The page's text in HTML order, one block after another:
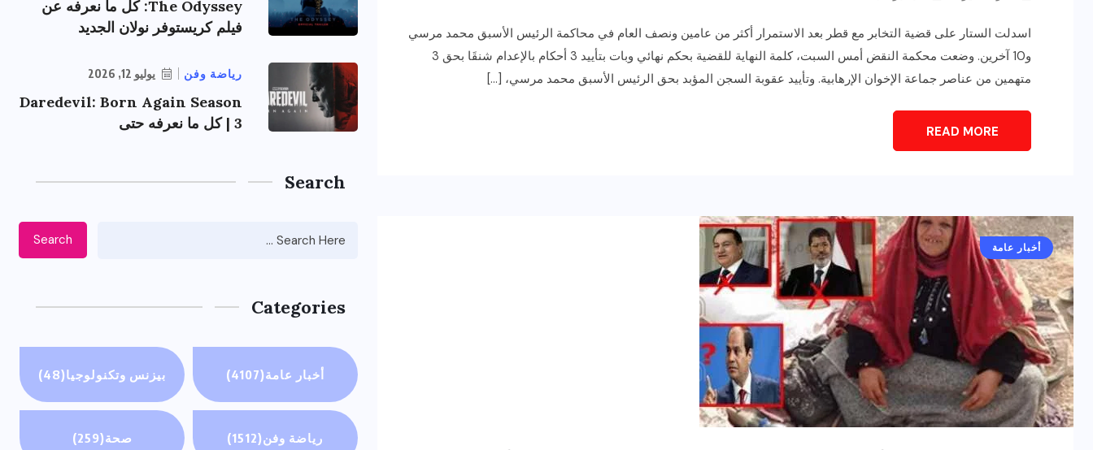
اسدلت الستار على قضية التخابر مع قطر بعد الاستمرار أكثر من عامين ونصف العام في محاكمة الرئيس الأسبق محمد مرسي
و10 آخرين. وضعت محكمة النقض أمس السبت، كلمة النهاية للقضية بحكم نهائي وبات بتأييد 3 أحكام بالإعدام شنقَا بحق 3
متهمين من عناصر جماعة الإخوان الإرهابية. وتأييد عقوبة السجن المؤبد بحق الرئيس الأسبق محمد مرسي، […]
READ MORE
أخبار عامة
The Odyssey: كل ما نعرفه عن
فيلم كريستوفر نولان الجديد
رياضة وفن يوليو 12, 2026
Daredevil: Born Again Season
3 | كل ما نعرفه حتى
Search
Search
Categories
أخبار عامة(4107) بيزنس وتكنولوجيا(48)
رياضة وفن(1512) صحة(259)